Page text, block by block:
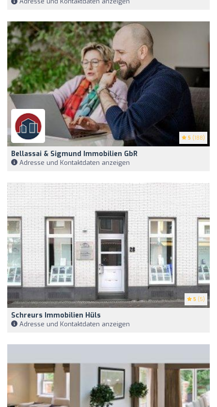
5 (188)
Bellassai & Sigmund Immobilien GbR
Adresse und Kontaktdaten anzeigen
5 (5)
Schreurs Immobilien Hüls
Adresse und Kontaktdaten anzeigen